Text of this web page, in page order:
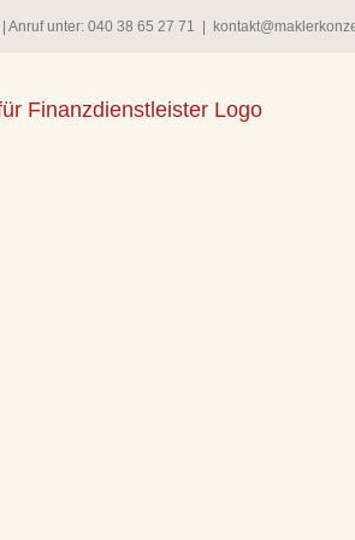
| Anruf unter: 040 38 65 27 71